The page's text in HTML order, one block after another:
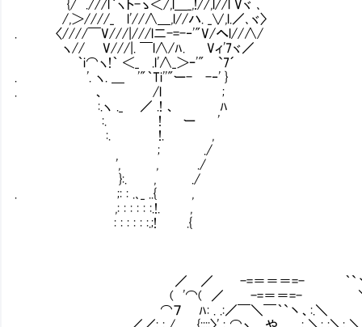
{/ .///l｀ヽト-ゝ＜/,l＿_,!//,l//l Vヾ ､
/,＞////_ l'//∧＿,l//ハ. _∨,l.／､ヾ〉
. 〈////￣V///|///l二-=-‐'"V/へl//∧/
ヽ// V///|. ￣l∧/ﾊ. Vィ'7ヾ／
｀i⌒ヽ!｀ ＜_ .l'∧_＞ｰ'" `7´
. '. ヽ. ＿ '"｀Ti''"ー- -‐' }
. 、 /l ;
:.ヽ ._ ／ .! 、 ﾊ
:. ! ー '
:. !. ,
; ./
', , ./
}:. , ./
. ;: : .､_ ..{ ,
,: : : : : :.!. ,
: : : : : :.;! .{
／ ／ -=＝＝＝=- ｀`丶
( '⌒( ／ -=＝＝=- ＼
⌒７ ﾊ: . .:／￣＼￣｀`丶、:.＼
／／: : / {::::〉' : ⌒ヽ や､ : ＼: :＼: ＼: .